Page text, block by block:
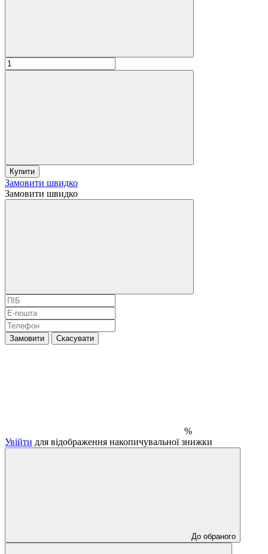
Купити
Замовити швидко
Замовити швидко
Замовити Скасувати
%
Увійти для відображення накопичувальної знижки
До обраного